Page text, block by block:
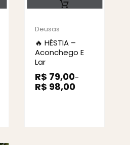
Deusas
🔥 HÉSTIA –
Aconchego E
Lar
R$ 79,00–
R$ 98,00